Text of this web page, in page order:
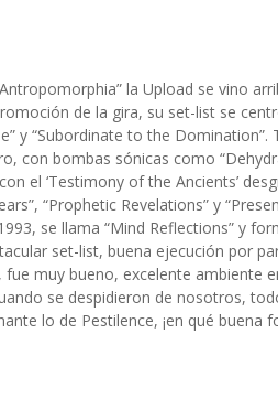
la Upload se vino
de la gira, su set-list se
y “Subordinate to the Domination”.
con bombas sónicas como
el ‘Testimony of the Ancients’
“Prophetic Revelations” y
se llama “Mind Reflections” y
set-list, buena ejecución por
muy bueno, excelente ambiente
se despidieron de nosotros,
lo de Pestilence, ¡en qué buena